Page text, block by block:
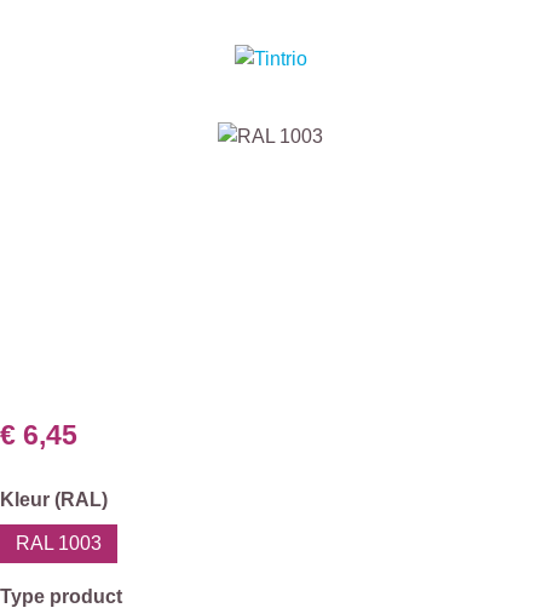
Afbeeldingengalerij overslaan
€ 6,45
Selecteer
Kleur (RAL)
RAL 1003
Selecteer
Type product